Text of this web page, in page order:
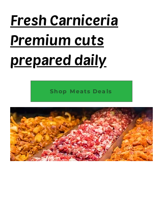
Fresh Carniceria
Premium cuts
prepared daily
Shop Meats Deals